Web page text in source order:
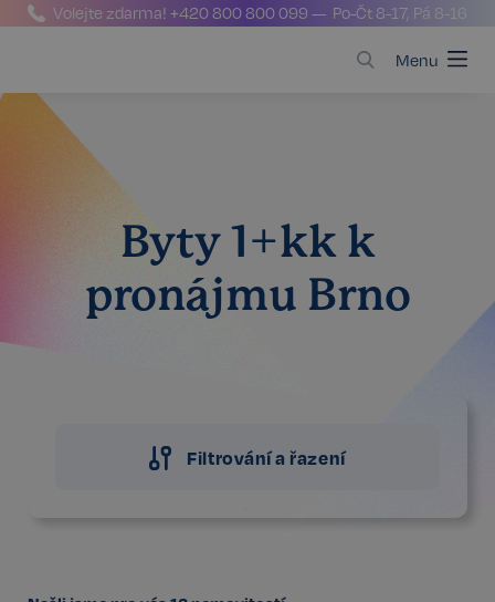
Volejte zdarma!+420 800 800 099 — Po-Čt 8-17, Pá 8-16
Menu
Byty 1+kk k
pronájmu Brno
Filtrování a řazení